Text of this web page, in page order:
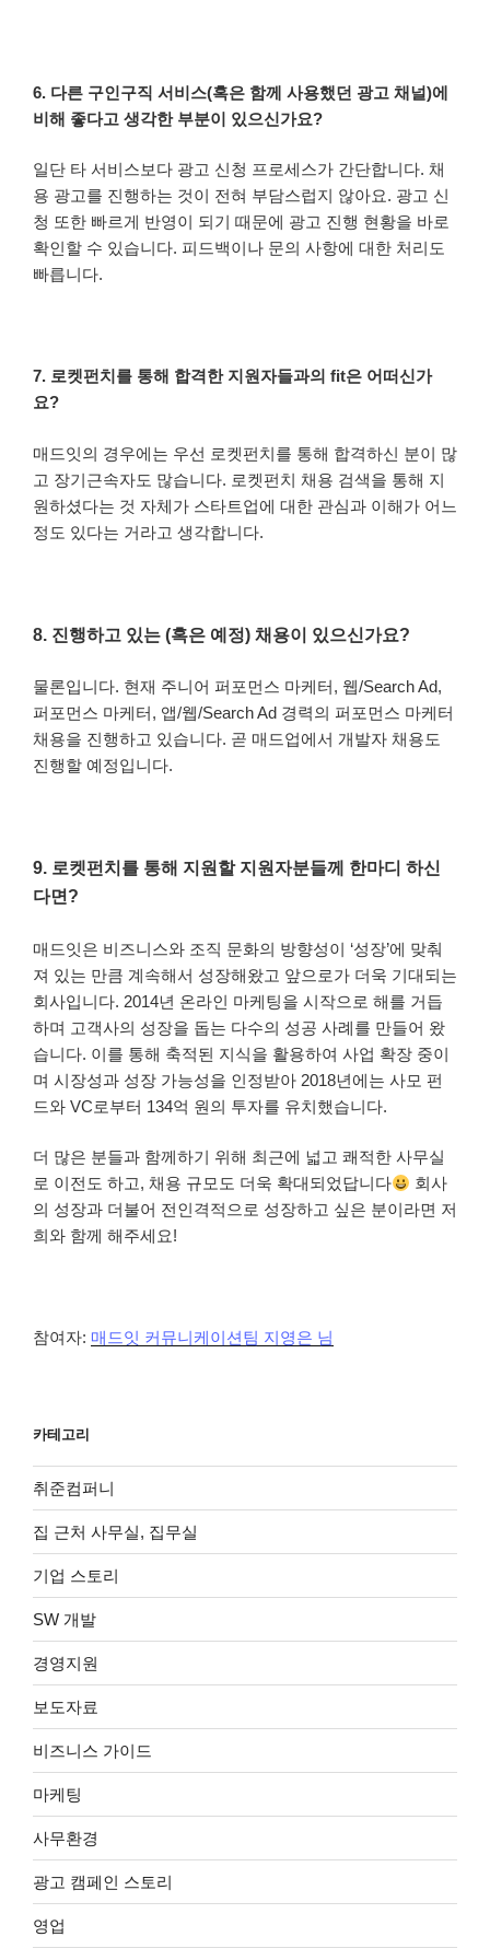
6. 다른 구인구직 서비스(혹은 함께 사용했던 광고 채널)에
비해 좋다고 생각한 부분이 있으신가요?
일단 타 서비스보다 광고 신청 프로세스가 간단합니다. 채
용 광고를 진행하는 것이 전혀 부담스럽지 않아요. 광고 신
청 또한 빠르게 반영이 되기 때문에 광고 진행 현황을 바로
확인할 수 있습니다. 피드백이나 문의 사항에 대한 처리도
빠릅니다.
7. 로켓펀치를 통해 합격한 지원자들과의 fit은 어떠신가
요?
매드잇의 경우에는 우선 로켓펀치를 통해 합격하신 분이 많
고 장기근속자도 많습니다. 로켓펀치 채용 검색을 통해 지
원하셨다는 것 자체가 스타트업에 대한 관심과 이해가 어느
정도 있다는 거라고 생각합니다.
8. 진행하고 있는 (혹은 예정) 채용이 있으신가요?
물론입니다. 현재 주니어 퍼포먼스 마케터, 웹/Search Ad,
퍼포먼스 마케터, 앱/웹/Search Ad 경력의 퍼포먼스 마케터
채용을 진행하고 있습니다. 곧 매드업에서 개발자 채용도
진행할 예정입니다.
9. 로켓펀치를 통해 지원할 지원자분들께 한마디 하신
다면?
매드잇은 비즈니스와 조직 문화의 방향성이 ‘성장’에 맞춰
져 있는 만큼 계속해서 성장해왔고 앞으로가 더욱 기대되는
회사입니다. 2014년 온라인 마케팅을 시작으로 해를 거듭
하며 고객사의 성장을 돕는 다수의 성공 사례를 만들어 왔
습니다. 이를 통해 축적된 지식을 활용하여 사업 확장 중이
며 시장성과 성장 가능성을 인정받아 2018년에는 사모 펀
드와 VC로부터 134억 원의 투자를 유치했습니다.
더 많은 분들과 함께하기 위해 최근에 넓고 쾌적한 사무실
로 이전도 하고, 채용 규모도 더욱 확대되었답니다
회사
의 성장과 더불어 전인격적으로 성장하고 싶은 분이라면 저
희와 함께 해주세요!
참여자: 매드잇 커뮤니케이션팀 지영은 님
카테고리
취준컴퍼니
집 근처 사무실, 집무실
기업 스토리
SW 개발
경영지원
보도자료
비즈니스 가이드
마케팅
사무환경
광고 캠페인 스토리
영업